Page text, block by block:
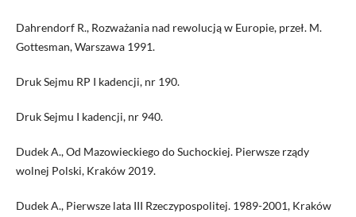
Dahrendorf R., Rozważania nad rewolucją w Europie, przeł. M.
Gottesman, Warszawa 1991.
Druk Sejmu RP I kadencji, nr 190.
Druk Sejmu I kadencji, nr 940.
Dudek A., Od Mazowieckiego do Suchockiej. Pierwsze rządy
wolnej Polski, Kraków 2019.
Dudek A., Pierwsze lata III Rzeczypospolitej. 1989-2001, Kraków